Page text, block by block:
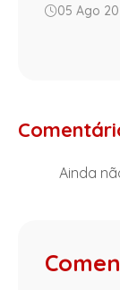
05 Ago
Ainda